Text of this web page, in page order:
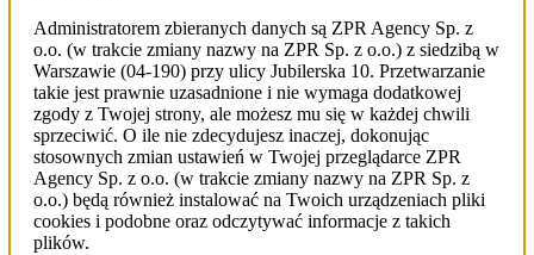
Administratorem zbieranych danych są ZPR Agency Sp. z
o.o. (w trakcie zmiany nazwy na ZPR Sp. z o.o.) z siedzibą w
Warszawie (04-190) przy ulicy Jubilerska 10. Przetwarzanie
takie jest prawnie uzasadnione i nie wymaga dodatkowej
zgody z Twojej strony, ale możesz mu się w każdej chwili
sprzeciwić. O ile nie zdecydujesz inaczej, dokonując
stosownych zmian ustawień w Twojej przeglądarce ZPR
Agency Sp. z o.o. (w trakcie zmiany nazwy na ZPR Sp. z
o.o.) będą również instalować na Twoich urządzeniach pliki
cookies i podobne oraz odczytywać informacje z takich
plików.